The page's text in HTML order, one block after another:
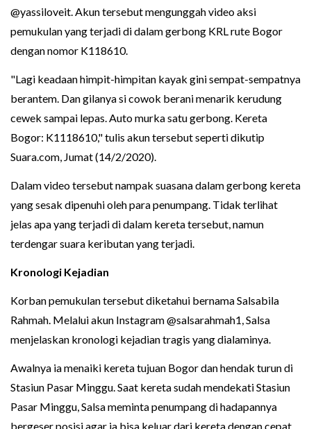
@yassiloveit. Akun tersebut mengunggah video aksi
pemukulan yang terjadi di dalam gerbong KRL rute Bogor
dengan nomor K118610.
"Lagi keadaan himpit-himpitan kayak gini sempat-sempatnya
berantem. Dan gilanya si cowok berani menarik kerudung
cewek sampai lepas. Auto murka satu gerbong. Kereta
Bogor: K1118610," tulis akun tersebut seperti dikutip
Suara.com, Jumat (14/2/2020).
Dalam video tersebut nampak suasana dalam gerbong kereta
yang sesak dipenuhi oleh para penumpang. Tidak terlihat
jelas apa yang terjadi di dalam kereta tersebut, namun
terdengar suara keributan yang terjadi.
Kronologi Kejadian
Korban pemukulan tersebut diketahui bernama Salsabila
Rahmah. Melalui akun Instagram @salsarahmah1, Salsa
menjelaskan kronologi kejadian tragis yang dialaminya.
Awalnya ia menaiki kereta tujuan Bogor dan hendak turun di
Stasiun Pasar Minggu. Saat kereta sudah mendekati Stasiun
Pasar Minggu, Salsa meminta penumpang di hadapannya
bergeser posisi agar ia bisa keluar dari kereta dengan cepat